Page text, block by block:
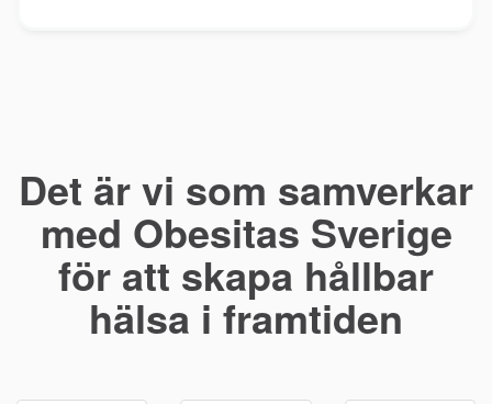
Det är vi som samverkar
med Obesitas Sverige
för att skapa hållbar
hälsa i framtiden